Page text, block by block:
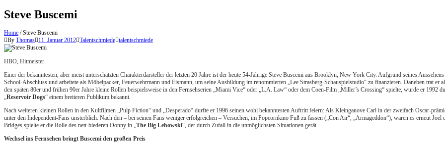
Steve Buscemi
Home /Steve Buscemi
By Thomas 11. Januar 2012 Talentschmiede talentschmiede
HBO, Hitmeister
Einer der bekanntesten, aber meist unterschätzten Charakterdarsteller der letzten 20 Jahre ist der heute 54-Jährige Steve Buscemi aus Brooklyn, New York City. Aufgrund seines
School-Abschluss und arbeitete als Möbelpacker, Feuerwehrmann und Eismann, um seine Ausbildung im renommierten „Lee Strasberg-Schauspielstudio“ zu finanzieren. Daneben trat
den späten 80er und frühen 90er Jahre kleine Rollen beispielsweise in den Fernsehserien „Miami Vice“ oder „L.A. Law“ oder dem Coen-Film „Miller’s Crossing“ spielte, wurde er
„Reservoir Dogs“ einem breiteren Publikum bekannt.
Nach weiteren kleinen Rollen in den Kultfilmen „Pulp Fiction“ und „Desperado“ durfte er 1996 seinen wohl bekanntesten Auftritt feiern: Als Kleinganove Carl in der zweifach Oscar-
unter den Independent-Fans unsterblich. Nach den – bei seinen Fans weniger erfolgreichen – Versuchen, im Popcornkino Fuß zu fassen („Con Air“, „Armageddon“), waren es erneut
Bridges spielte er die Rolle des nett-biederen Donny in „The Big Lebowski“, der durch Zufall in die unmöglichsten Situationen gerät.
Wechsel ins Fernsehen bringt Buscemi den großen Preis